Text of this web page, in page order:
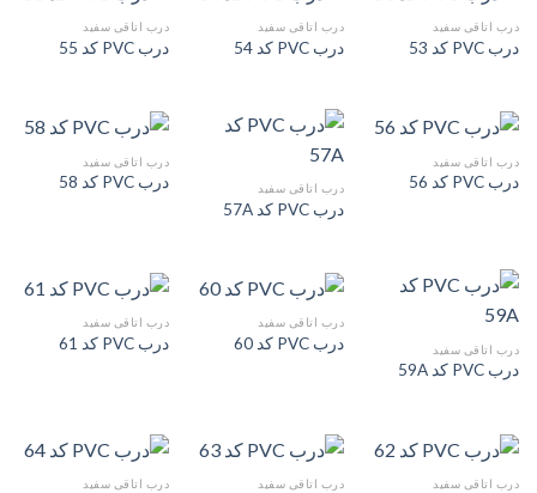
درب اتاقی سفید
درب PVC کد 53
درب اتاقی سفید
درب PVC کد 54
درب اتاقی سفید
درب PVC کد 55
درب اتاقی سفید
درب PVC کد 56 درب اتاقی سفید
درب PVC کد 57A
درب اتاقی سفید
درب PVC کد 58
درب اتاقی سفید
درب PVC کد 59A
درب اتاقی سفید
درب PVC کد 60
درب اتاقی سفید
درب PVC کد 61
درب اتاقی سفید درب اتاقی سفید درب اتاقی سفید